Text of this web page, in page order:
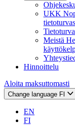
UKK
Tietoturva
Meistä
Hinnoittelu
Aloita maksuttomasti
Change language FI
EN
FI